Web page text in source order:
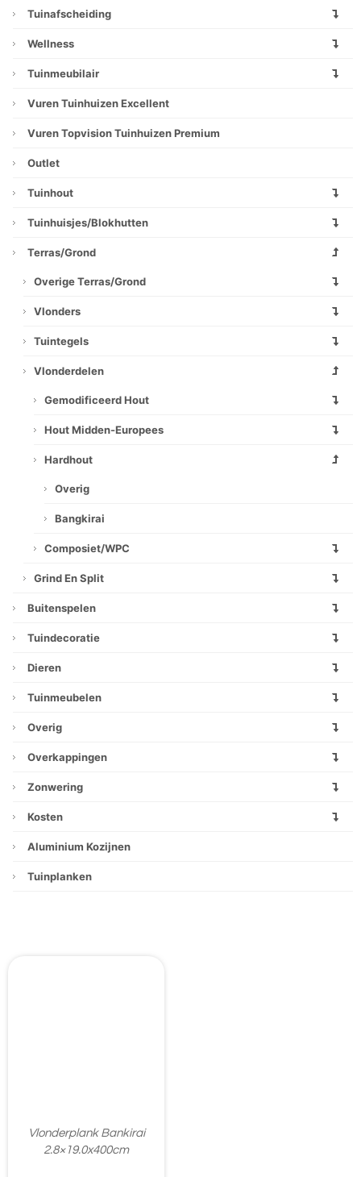
Tuinafscheiding
Wellness
Tuinmeubilair
Vuren Tuinhuizen Excellent
Vuren Topvision Tuinhuizen Premium
Outlet
Tuinhout
Tuinhuisjes/blokhutten
Terras/grond
Overige Terras/grond
Vlonders
Tuintegels
Vlonderdelen
Gemodificeerd Hout
Hout Midden-Europees
Hardhout
Overig
Bangkirai
Composiet/WPC
Grind En Split
Buitenspelen
Tuindecoratie
Dieren
Tuinmeubelen
Overig
Overkappingen
Zonwering
Kosten
Aluminium Kozijnen
Tuinplanken
Vlonderplank Bankirai
2.8×19.0x400cm